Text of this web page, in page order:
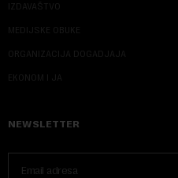
IZDAVAŠTVO
MEDIJSKE OBUKE
ORGANIZACIJA DOGADJAJA
EKONOM I JA
NEWSLETTER